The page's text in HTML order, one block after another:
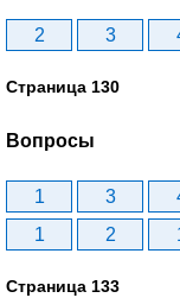
2 3
Страница 130
Вопросы
1 3
1
2
Страница 133